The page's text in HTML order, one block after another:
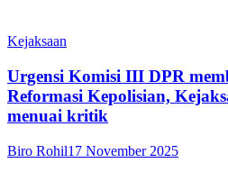
Kejaksaan
Urgensi Komisi III DPR
Reformasi Kepolisian,
menuai kritik
Biro Rohil17 November 2025